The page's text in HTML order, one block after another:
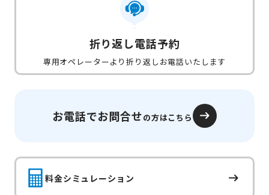
折り返し電話予約
専用オペレーターより折り返しお電話いたします
お電話でお問合せの方はこちら
料金シミュレーション